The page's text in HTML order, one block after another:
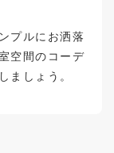
プルにお洒落
空間のコーデ
ましょう。